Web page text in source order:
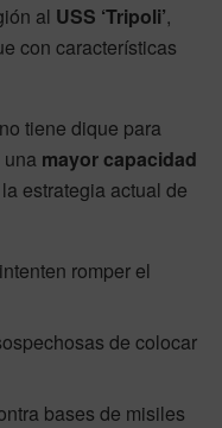
al USS ‘Tripoli’,
con características
tiene dique para
una mayor capacidad
estrategia actual de
romper el
de colocar
bases de misiles